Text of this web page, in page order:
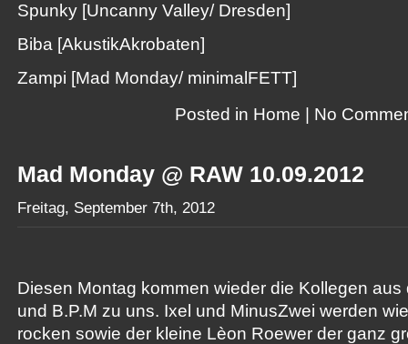
Spunky [Uncanny Valley/ Dresden]
Biba [AkustikAkrobaten]
Zampi [Mad Monday/ minimalFETT]
Posted in Home No
Mad Monday @ RAW 10.09.2012
Freitag, September 7th, 2012
Diesen Montag kommen wieder die Kollegen
und B.P.M zu uns. Ixel und MinusZwei werden
rocken sowie der kleine Lèon Roewer der ganz